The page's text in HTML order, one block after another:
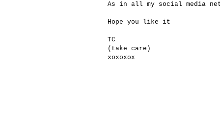
As in all my social media
Hope you like it
TC
(take care)
xoxoxox